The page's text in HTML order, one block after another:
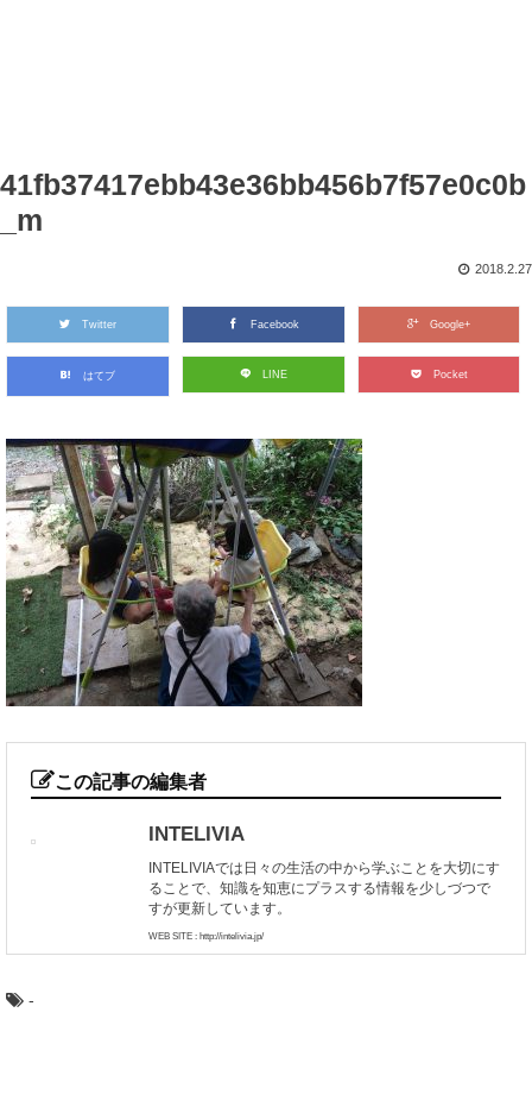
41fb37417ebb43e36bb456b7f57e0c0b
_m
2018.2.27
Twitter Facebook Google+
はてブ LINE Pocket
この記事の編集者
INTELIVIA
INTELIVIAでは日々の生活の中から学ぶことを大切にす
ることで、知識を知恵にプラスする情報を少しづつで
すが更新しています。
WEB SITE : http://intelivia.jp/
-